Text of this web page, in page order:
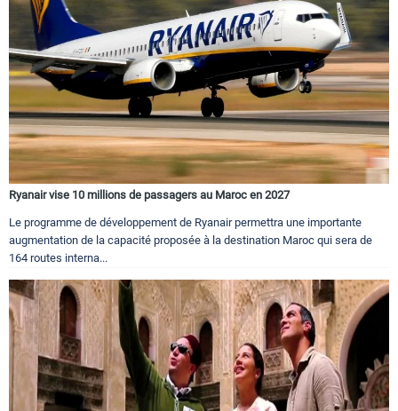
Ryanair vise 10 millions de passagers au Maroc en 2027
Le programme de développement de Ryanair permettra une importante
augmentation de la capacité proposée à la destination Maroc qui sera de
164 routes interna...